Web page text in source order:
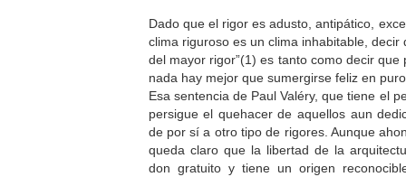
Dado que el rigor es adusto, antipático,
clima riguroso es un clima inhabitable, decir
del mayor rigor”(1) es tanto como decir
nada hay mejor que sumergirse feliz en
Esa sentencia de Paul Valéry, que tiene el
persigue el quehacer de aquellos aun
de por sí a otro tipo de rigores. Aunque
queda claro que la libertad de la
don gratuito y tiene un origen